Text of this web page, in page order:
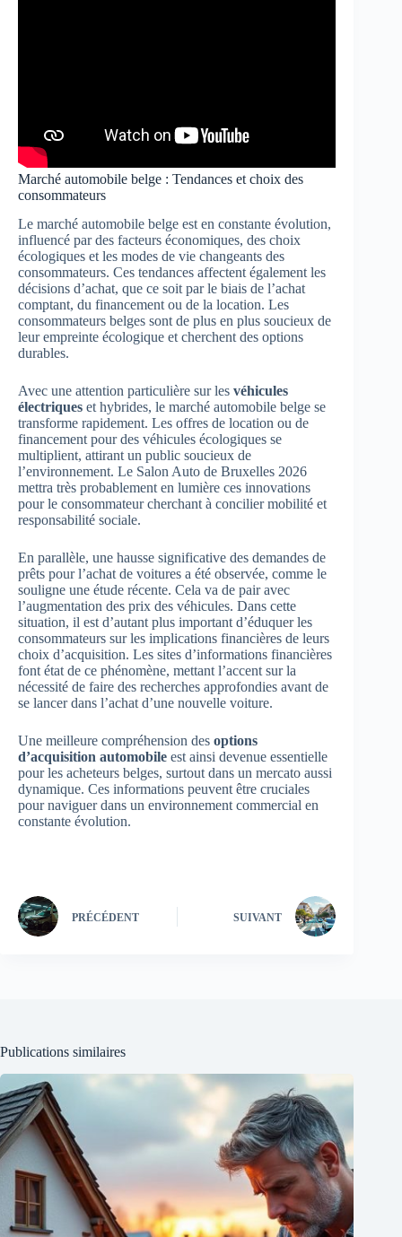
Marché automobile belge : Tendances et choix des
consommateurs
Le marché automobile belge est en constante évolution,
influencé par des facteurs économiques, des choix
écologiques et les modes de vie changeants des
consommateurs. Ces tendances affectent également les
décisions d’achat, que ce soit par le biais de l’achat
comptant, du financement ou de la location. Les
consommateurs belges sont de plus en plus soucieux de
leur empreinte écologique et cherchent des options
durables.
Avec une attention particulière sur les véhicules
électriques et hybrides, le marché automobile belge se
transforme rapidement. Les offres de location ou de
financement pour des véhicules écologiques se
multiplient, attirant un public soucieux de
l’environnement. Le Salon Auto de Bruxelles 2026
mettra très probablement en lumière ces innovations
pour le consommateur cherchant à concilier mobilité et
responsabilité sociale.
En parallèle, une hausse significative des demandes de
prêts pour l’achat de voitures a été observée, comme le
souligne une étude récente. Cela va de pair avec
l’augmentation des prix des véhicules. Dans cette
situation, il est d’autant plus important d’éduquer les
consommateurs sur les implications financières de leurs
choix d’acquisition. Les sites d’informations financières
font état de ce phénomène, mettant l’accent sur la
nécessité de faire des recherches approfondies avant de
se lancer dans l’achat d’une nouvelle voiture.
Une meilleure compréhension des options
d’acquisition automobile est ainsi devenue essentielle
pour les acheteurs belges, surtout dans un mercato aussi
dynamique. Ces informations peuvent être cruciales
pour naviguer dans un environnement commercial en
constante évolution.
PRÉCÉDENT SUIVANT
Publications similaires